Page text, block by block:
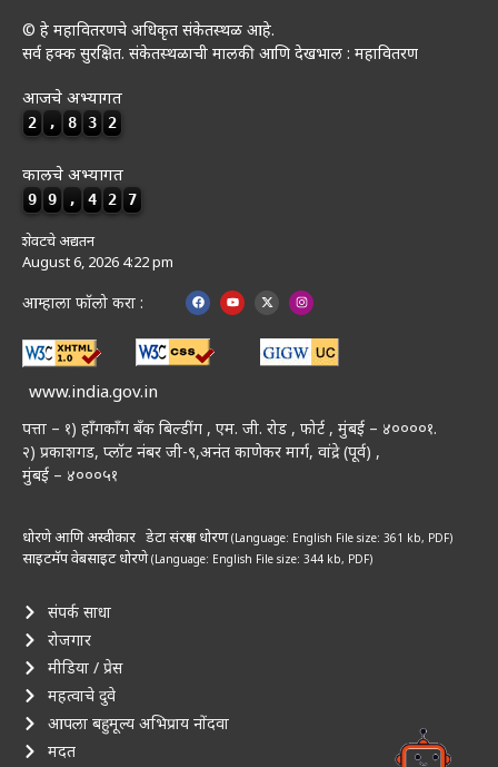
© हे महावितरणचे अधिकृत संकेतस्थळ आहे.
सर्व हक्क सुरक्षित. संकेतस्थळाची मालकी आणि देखभाल : महावितरण
आजचे अभ्यागत
2 , 8 3 2
कालचे अभ्यागत
9 9 , 4 2 7
शेवटचे अद्यतन
August 6, 2026 4:22 pm
आम्हाला फॉलो करा :
www.india.gov.in
पत्ता – १) हॉंगकॉंग बँक बिल्डींग , एम. जी. रोड , फोर्ट , मुंबई – ४००००१.
२) प्रकाशगड, प्लॉट नंबर जी-९,अनंत काणेकर मार्ग, वांद्रे (पूर्व) ,
मुंबई – ४०००५१
धोरणे आणि अस्वीकार डेटा संरक्षण धोरण(Language: English File size: 361 kb, PDF)
साइटमॅपवेबसाइट धोरणे(Language: English File size: 344 kb, PDF)
संपर्क साधा
रोजगार
मीडिया / प्रेस
महत्वाचे दुवे
आपला बहुमूल्य अभिप्राय नोंदवा
मदत